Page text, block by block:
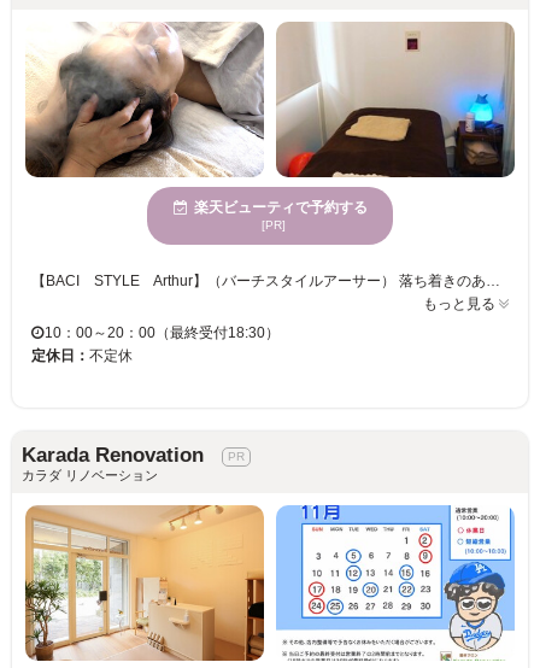
楽天ビューティで予約する
[PR]
【BACI STYLE Arthur】（バーチスタイルアーサー） 落ち着きのあるアットホームサロンで、ゆっくりと寛ぎながら“癒しの時間”を堪能してみませんか？？ 当サロン【beauty salon bijou 阪急夙川店】では、丁寧なカウンセリングでお客様一人ひとりに合う施術を行い、健康な身体へ導きます◎ “疲れたな～”と思われた際にはぜひ当サロンへ！！ お客様のご来店心よりお待ちしております。
もっと見る
10：00～20：00（最終受付18:30）
定休日： 不定休
Karada Renovation
カラダ リノベーション